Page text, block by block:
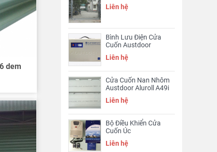
Liên hệ
Bình Lưu Điện Cửa
Cuốn Austdoor
Liên hệ
Cửa Cuốn Nan Nhôm
Austdoor Aluroll A49i
Liên hệ
Bộ Điều Khiển Cửa
Cuốn Úc
Liên hệ
dem